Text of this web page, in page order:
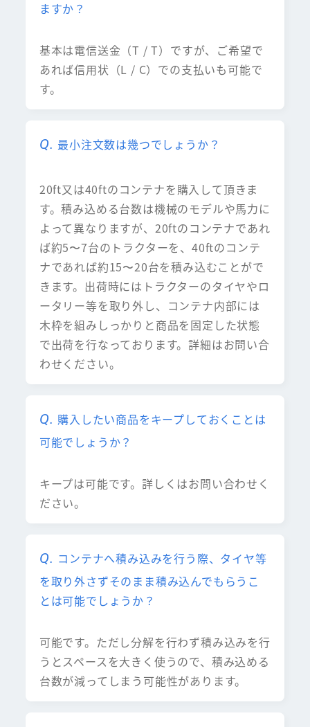
ますか？
基本は電信送金（T / T）ですが、ご希望で
あれば信用状（L / C）での支払いも可能で
す。
最小注文数は幾つでしょうか？
20ft又は40ftのコンテナを購入して頂きま
す。積み込める台数は機械のモデルや馬力に
よって異なりますが、20ftのコンテナであれ
ば約5〜7台のトラクターを、40ftのコンテ
ナであれば約15〜20台を積み込むことがで
きます。出荷時にはトラクターのタイヤやロ
ータリー等を取り外し、コンテナ内部には
木枠を組みしっかりと商品を固定した状態
で出荷を行なっております。詳細はお問い合
わせください。
購入したい商品をキープしておくことは
可能でしょうか？
キープは可能です。詳しくはお問い合わせく
ださい。
コンテナへ積み込みを行う際、タイヤ等
を取り外さずそのまま積み込んでもらうこ
とは可能でしょうか？
可能です。ただし分解を行わず積み込みを行
うとスペースを大きく使うので、積み込める
台数が減ってしまう可能性があります。